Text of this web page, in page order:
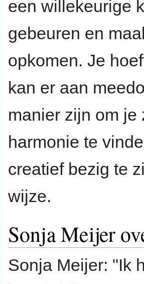
een willekeurige
gebeuren en
opkomen. Je
kan er aan
manier zijn om je
harmonie te
creatief bezig te
wijze.
Sonja Meijer
Sonja Meijer: "Ik